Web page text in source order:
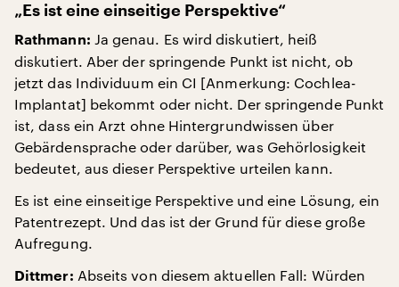
„Es ist eine einseitige Perspektive“
Rathmann: Ja genau. Es wird diskutiert, heiß
diskutiert. Aber der springende Punkt ist nicht, ob
jetzt das Individuum ein CI [Anmerkung: Cochlea-
Implantat] bekommt oder nicht. Der springende Punkt
ist, dass ein Arzt ohne Hintergrundwissen über
Gebärdensprache oder darüber, was Gehörlosigkeit
bedeutet, aus dieser Perspektive urteilen kann.
Es ist eine einseitige Perspektive und eine Lösung, ein
Patentrezept. Und das ist der Grund für diese große
Aufregung.
Dittmer: Abseits von diesem aktuellen Fall: Würden